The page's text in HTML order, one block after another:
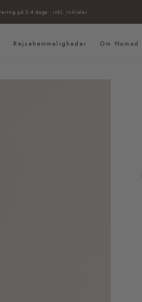
på 2-4 dage - inkl. initialer
Rejsehemmeligheder Om Nomad